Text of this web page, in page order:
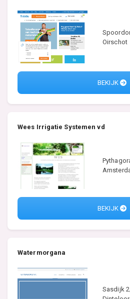
Oirschot
BEKIJK
Wees Irrigatie Systemen vd
BEKIJK
Watermorgana
Sasdijk